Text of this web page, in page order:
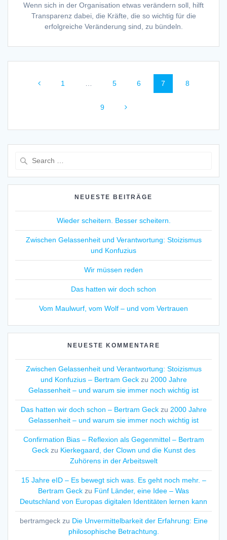
Wenn sich in der Organisation etwas verändern soll, hilft
Transparenz dabei, die Kräfte, die so wichtig für die
erfolgreiche Veränderung sind, zu bündeln.
Page
1 Page
5 Page
6 Page
7 Page
8
Page
9
NEUESTE BEITRÄGE
Wieder scheitern. Besser scheitern.
Zwischen Gelassenheit und Verantwortung: Stoizismus
und Konfuzius
Wir müssen reden
Das hatten wir doch schon
Vom Maulwurf, vom Wolf – und vom Vertrauen
NEUESTE KOMMENTARE
Zwischen Gelassenheit und Verantwortung: Stoizismus
und Konfuzius – Bertram Geckzu 2000 Jahre
Gelassenheit – und warum sie immer noch wichtig ist
Das hatten wir doch schon – Bertram Geckzu 2000 Jahre
Gelassenheit – und warum sie immer noch wichtig ist
Confirmation Bias – Reflexion als Gegenmittel – Bertram
Geckzu Kierkegaard, der Clown und die Kunst des
Zuhörens in der Arbeitswelt
15 Jahre eID – Es bewegt sich was. Es geht noch mehr. –
Bertram Geck zu Fünf Länder, eine Idee – Was
Deutschland von Europas digitalen Identitäten lernen kann
bertramgeckzu Die Unvermittelbarkeit der Erfahrung: Eine
philosophische Betrachtung.